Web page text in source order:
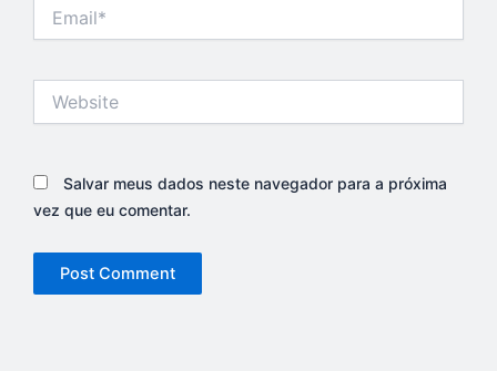
Salvar meus dados neste navegador para a próxima
vez que eu comentar.